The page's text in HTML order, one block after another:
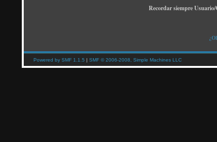
Recordar siempre
Powered by SMF 1.1.5 | SMF © 2006-2008, Simple Machines LLC